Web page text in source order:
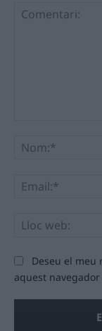
Deseu el meu
aquest